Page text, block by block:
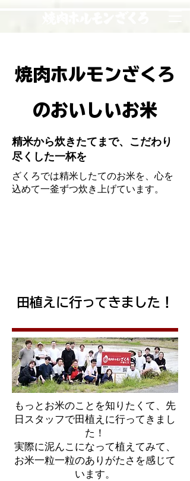
焼肉ホルモンざくろ
のおいしいお米
精米から炊きたてまで、こだわり
尽くした一杯を
ざくろでは精米したてのお米を、心を
込めて一釜ずつ炊き上げています。
田植えに行ってきました！
もっとお米のことを知りたくて、先
日スタッフで田植えに行ってきまし
た！
実際に泥んこになって植えてみて、
お米一粒一粒のありがたさを感じて
います。